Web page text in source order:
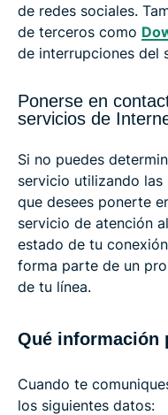
de redes sociales.
de terceros como
de interrupciones del
Ponerse en
servicios de
Si no puedes
servicio utilizando las
que desees ponerte
servicio de atención
estado de tu
forma parte de un
de tu línea.
Qué información
Cuando te
los siguientes datos: